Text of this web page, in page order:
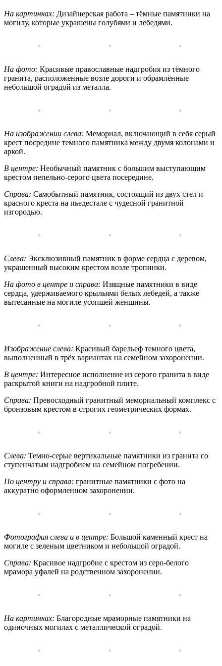
На картинках: Дизайнерская работа – тёмные памятники на
могилу, которые украшены голубями и лебедями.
На фото: Красивые православные надгробия из тёмного
гранита, расположенные возле дороги и обрамлённые
небольшой оградой из металла.
На изображении слева: Мемориал, включающий в себя серый
крест посредине темного памятника между двумя колонами и
аркой.
В центре: Необычный памятник с большим выступающим
крестом пепельно-серого цвета посередине.
Справа: Самобытный памятник, состоящий из двух стел и
красного креста на пьедестале с чудесной гранитной
изгородью.
Слева: Эксклюзивный памятник в форме сердца с деревом,
украшенный высоким крестом возле тропинки.
На фото в центре и справа: Изящные памятники в виде
сердца, удерживаемого крыльями белых лебедей, а также
вытесанные на могиле усопшей женщины.
Изображение слева: Красивый барельеф темного цвета,
выполненный в трёх вариантах на семейном захоронении.
В центре: Интересное исполнение из серого гранита в виде
раскрытой книги на надгробной плите.
Справа: Превосходный гранитный мемориальный комплекс с
бронзовым крестом в строгих геометрических формах.
Слева: Темно-серые вертикальные памятники из гранита со
ступенчатым надгробием на семейном погребении.
По центру и справа: гранитные памятники с фото на
аккуратно оформленном захоронении.
Фотография слева и в центре: Большой каменный крест на
могиле с зеленым цветником и небольшой оградой.
Справа: Красивое надгробие с крестом из серо-белого
мрамора уфалей на родственном захоронении.
На картинках: Благородные мраморные памятники на
одиночных могилах с металлической оградой.